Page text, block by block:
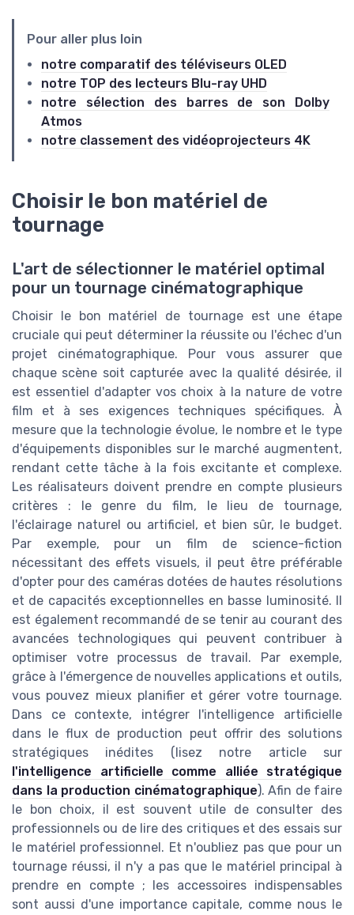
Pour aller plus loin
notre comparatif des téléviseurs OLED
notre TOP des lecteurs Blu-ray UHD
notre sélection des barres de son Dolby
Atmos
notre classement des vidéoprojecteurs 4K
Choisir le bon matériel de
tournage
L'art de sélectionner le matériel optimal
pour un tournage cinématographique
Choisir le bon matériel de tournage est une étape
cruciale qui peut déterminer la réussite ou l'échec d'un
projet cinématographique. Pour vous assurer que
chaque scène soit capturée avec la qualité désirée, il
est essentiel d'adapter vos choix à la nature de votre
film et à ses exigences techniques spécifiques. À
mesure que la technologie évolue, le nombre et le type
d'équipements disponibles sur le marché augmentent,
rendant cette tâche à la fois excitante et complexe.
Les réalisateurs doivent prendre en compte plusieurs
critères : le genre du film, le lieu de tournage,
l'éclairage naturel ou artificiel, et bien sûr, le budget.
Par exemple, pour un film de science-fiction
nécessitant des effets visuels, il peut être préférable
d'opter pour des caméras dotées de hautes résolutions
et de capacités exceptionnelles en basse luminosité. Il
est également recommandé de se tenir au courant des
avancées technologiques qui peuvent contribuer à
optimiser votre processus de travail. Par exemple,
grâce à l'émergence de nouvelles applications et outils,
vous pouvez mieux planifier et gérer votre tournage.
Dans ce contexte, intégrer l'intelligence artificielle
dans le flux de production peut offrir des solutions
stratégiques inédites (lisez notre article sur
l'intelligence artificielle comme alliée stratégique
dans la production cinématographique). Afin de faire
le bon choix, il est souvent utile de consulter des
professionnels ou de lire des critiques et des essais sur
le matériel professionnel. Et n'oubliez pas que pour un
tournage réussi, il n'y a pas que le matériel principal à
prendre en compte ; les accessoires indispensables
sont aussi d'une importance capitale, comme nous le